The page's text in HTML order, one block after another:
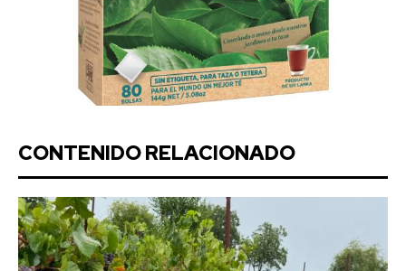
CONTENIDO RELACIONADO